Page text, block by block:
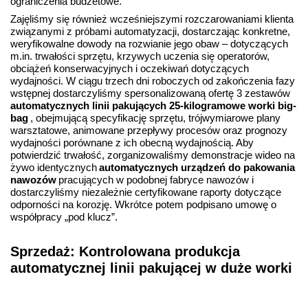
Zajęliśmy się również wcześniejszymi rozczarowaniami klienta
związanymi z próbami automatyzacji, dostarczając konkretne,
weryfikowalne dowody na rozwianie jego obaw – dotyczących
m.in. trwałości sprzętu, krzywych uczenia się operatorów,
obciążeń konserwacyjnych i oczekiwań dotyczących
wydajności. W ciągu trzech dni roboczych od zakończenia fazy
wstępnej dostarczyliśmy spersonalizowaną ofertę 3 zestawów
automatycznych linii pakujących 25-kilogramowe worki big-
bag , obejmującą specyfikację sprzętu, trójwymiarowe plany
warsztatowe, animowane przepływy procesów oraz prognozy
wydajności porównane z ich obecną wydajnością. Aby
potwierdzić trwałość, zorganizowaliśmy demonstracje wideo na
żywo identycznychautomatycznych urządzeń do pakowania
nawozów pracujących w podobnej fabryce nawozów i
dostarczyliśmy niezależnie certyfikowane raporty dotyczące
odporności na korozję. Wkrótce potem podpisano umowę o
współpracy „pod klucz”.
Sprzedaż: Kontrolowana produkcja
automatycznej linii pakującej w duże worki